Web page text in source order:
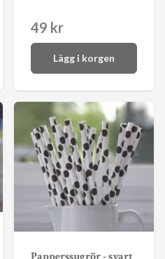
49 kr
Lägg i korgen